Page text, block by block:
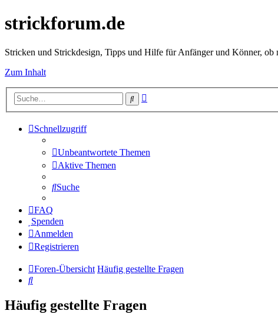
strickforum.de
Stricken und Strickdesign, Tipps und Hilfe für Anfänger und Könner, ob
Zum Inhalt
Suche
Schnellzugriff
Unbeantwortete Themen
Aktive Themen
Suche
FAQ
Spenden
Anmelden
Registrieren
Foren-Übersicht Häufig gestellte Fragen
Suche
Häufig gestellte Fragen